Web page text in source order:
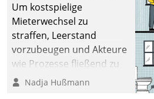
Um kostspielige
Mieterwechsel zu
straffen, Leerstand
vorzubeugen und Akteure
wie Prozesse fließend zu
vernetzen, nutzt die
Nadja Hußmann